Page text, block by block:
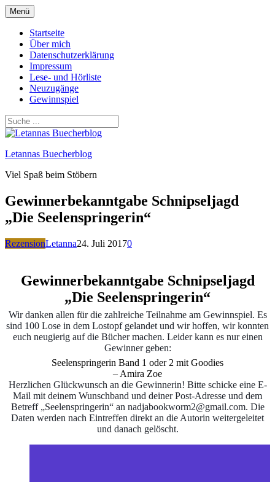
Zum
Inhalt
springen
Menü
Startseite
Über mich
Datenschutzerklärung
Impressum
Lese- und Hörliste
Neuzugänge
Gewinnspiel
Letannas Buecherblog
Viel Spaß beim Stöbern
Gewinnerbekanntgabe Schnipseljagd
„Die Seelenspringerin“
RezensionLetanna24. Juli 20170
Gewinnerbekanntgabe Schnipseljagd
„Die Seelenspringerin“
Wir danken allen für die zahlreiche Teilnahme am Gewinnspiel. Es
sind 100 Lose in dem Lostopf gelandet und wir hoffen, wir konnten
euch neugierig auf die Bücher machen. Leider kann es nur einen
Gewinner geben:
Seelenspringerin Band 1 oder 2 mit Goodies
– Amira Zoe
Herzlichen Glückwunsch an die Gewinnerin! Bitte schicke eine E-
Mail mit deinem Wunschband und deiner Post-Adresse und dem
Betreff „Seelenspringerin“ an nadjabookworm2@gmail.com. Die
Daten werden nach Eintreffen direkt an die Autorin weitergeleitet
und danach gelöscht.